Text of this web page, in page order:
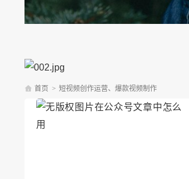
首页 > 短视频创作运营、爆款视频制作